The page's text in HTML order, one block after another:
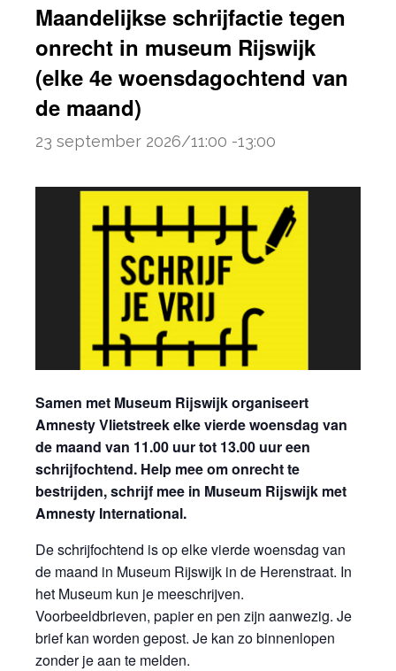
Maandelijkse schrijfactie tegen
onrecht in museum Rijswijk
(elke 4e woensdagochtend van
de maand)
23 september 2026/11:00 -13:00
Samen met Museum Rijswijk organiseert
Amnesty Vlietstreek elke vierde woensdag van
de maand van 11.00 uur tot 13.00 uur een
schrijfochtend. Help mee om onrecht te
bestrijden, schrijf mee in Museum Rijswijk met
Amnesty International.
De schrijfochtend is op elke vierde woensdag van
de maand in Museum Rijswijk in de Herenstraat. In
het Museum kun je meeschrijven.
Voorbeeldbrieven, papier en pen zijn aanwezig. Je
brief kan worden gepost. Je kan zo binnenlopen
zonder je aan te melden.